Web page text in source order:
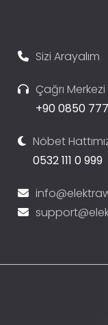
Sizi Arayalım
Çağrı Merkezi
+90 0850
Nöbet
0532 111 0 999